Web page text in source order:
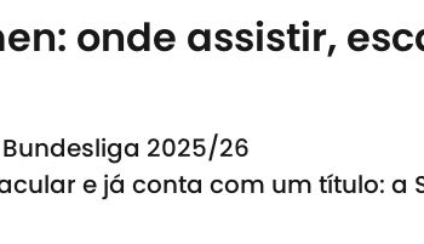
onde assistir,
2025/26
e já conta com um título: a